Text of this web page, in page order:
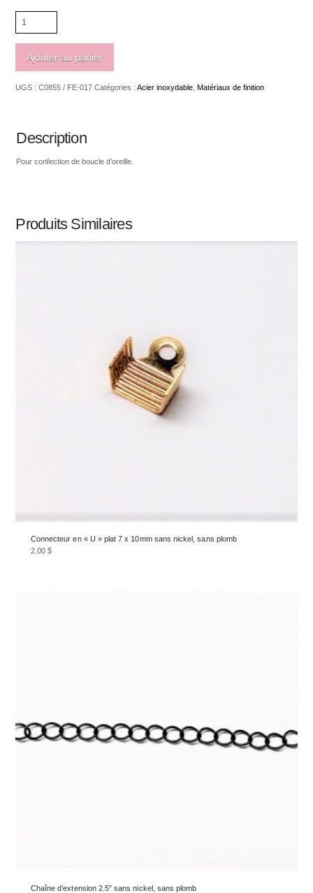
Acier
inoxydable
d'oreille
anneau
Ajouter au panier
UGS :C0855 / FE-017 Catégories :Acier inoxydable, Matériaux de finition
Description
Pour confection de boucle d’oreille.
Produits Similaires
Connecteur en « U » plat 7 x 10mm sans nickel, sans plomb
2.00$
Chaîne d’extension 2.5″ sans nickel, sans plomb